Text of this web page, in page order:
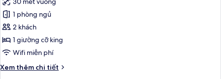
giường
cỡ
(Gem,
Karura
Forest
view)
cả
ảnh
Phòng
Superior,
1
cỡ
1 phòng ngủ
2 khách
1 giường cỡ king
Wifi miễn phí
Xem thêm chi tiết
Chi